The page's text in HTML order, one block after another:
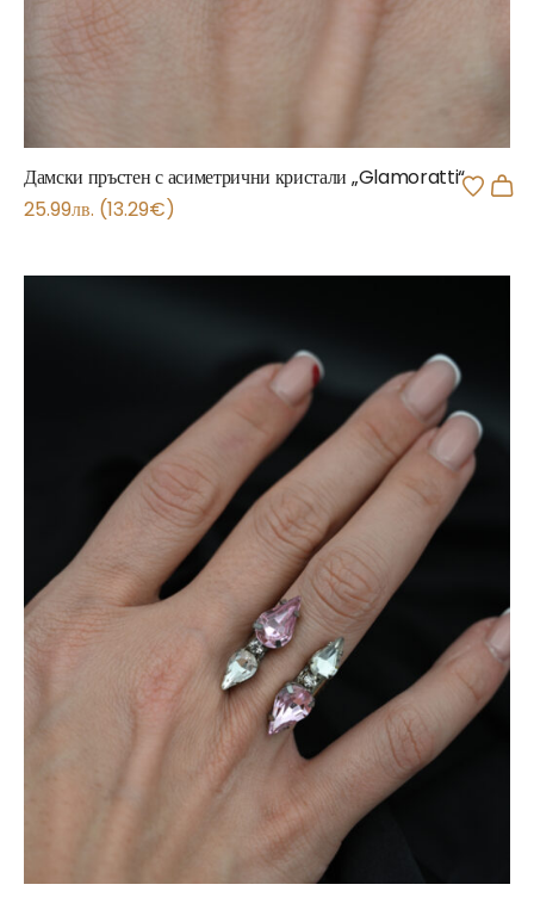
Дамски пръстен с асиметрични кристали „Glamoratti“
25.99лв. (13.29€)